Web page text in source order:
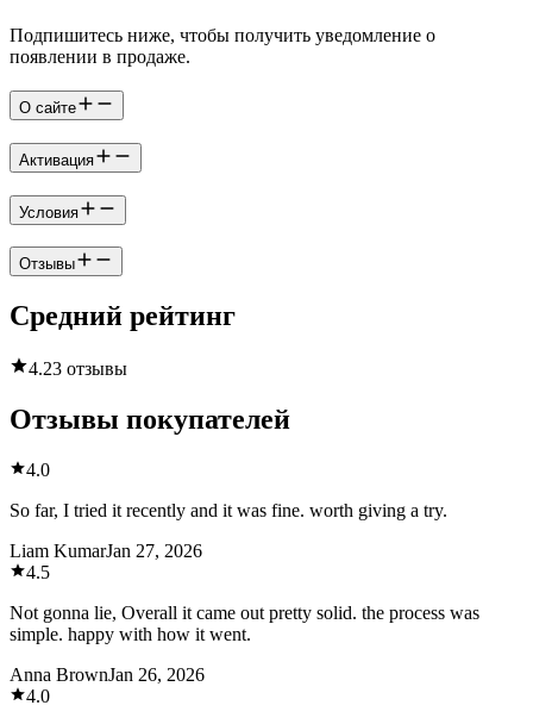
Подпишитесь ниже, чтобы получить уведомление о
появлении в продаже.
О сайте
Активация
Условия
Отзывы
Средний рейтинг
4.23 отзывы
Отзывы покупателей
4.0
So far, I tried it recently and it was fine. worth giving a try.
Liam KumarJan 27, 2026
4.5
Not gonna lie, Overall it came out pretty solid. the process was
simple. happy with how it went.
Anna BrownJan 26, 2026
4.0